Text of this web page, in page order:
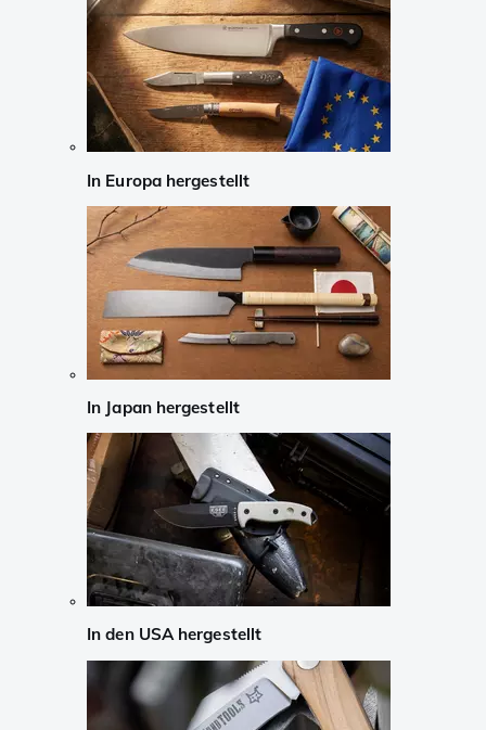
In Europa hergestellt
In Japan hergestellt
In den USA hergestellt